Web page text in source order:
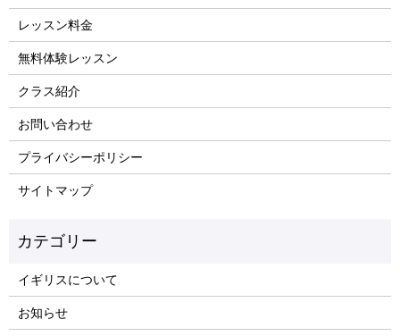
レッスン料金
無料体験レッスン
クラス紹介
お問い合わせ
プライバシーポリシー
サイトマップ
イギリスについて
お知らせ